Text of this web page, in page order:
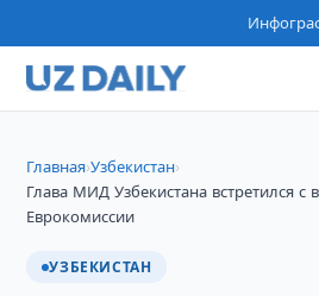
Главная›Узбекистан›
Глава МИД Узбекистана встретился с
Еврокомиссии
УЗБЕКИСТАН